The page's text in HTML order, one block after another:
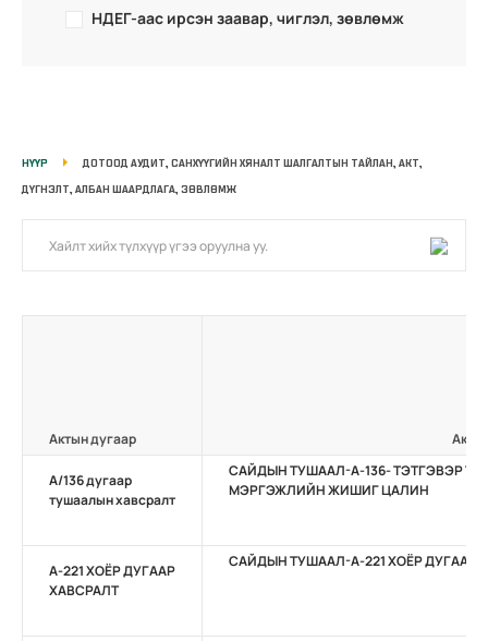
НДЕГ-аас ирсэн заавар, чиглэл, зөвлөмж
НҮҮР
ДОТООД АУДИТ, САНХҮҮГИЙН ХЯНАЛТ ШАЛГАЛТЫН ТАЙЛАН, АКТ,
ДҮГНЭЛТ, АЛБАН ШААРДЛАГА, ЗӨВЛӨМЖ
Актын дугаар
А/136 дугаар
тушаалын хавсралт
САЙДЫН ТУШААЛ-А-136- ТЭТГЭВЭР
МЭРГЭЖЛИЙН ЖИШИГ ЦАЛИН
А-221 ХОЁР ДУГААР
ХАВСРАЛТ
САЙДЫН ТУШААЛ-А-221 ХОЁР ДУГААР